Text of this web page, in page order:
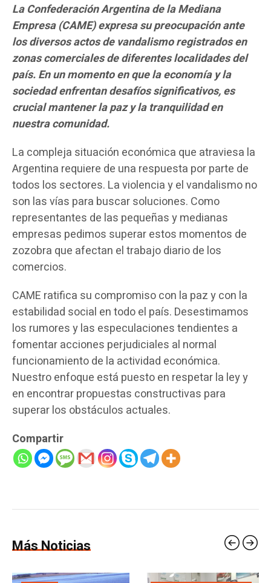
La Confederación Argentina de la Mediana
Empresa (CAME) expresa su preocupación ante
los diversos actos de vandalismo registrados en
zonas comerciales de diferentes localidades del
país. En un momento en que la economía y la
sociedad enfrentan desafíos significativos, es
crucial mantener la paz y la tranquilidad en
nuestra comunidad.
La compleja situación económica que atraviesa la
Argentina requiere de una respuesta por parte de
todos los sectores. La violencia y el vandalismo no
son las vías para buscar soluciones. Como
representantes de las pequeñas y medianas
empresas pedimos superar estos momentos de
zozobra que afectan el trabajo diario de los
comercios.
CAME ratifica su compromiso con la paz y con la
estabilidad social en todo el país. Desestimamos
los rumores y las especulaciones tendientes a
fomentar acciones perjudiciales al normal
funcionamiento de la actividad económica.
Nuestro enfoque está puesto en respetar la ley y
en encontrar propuestas constructivas para
superar los obstáculos actuales.
Compartir
Más Noticias